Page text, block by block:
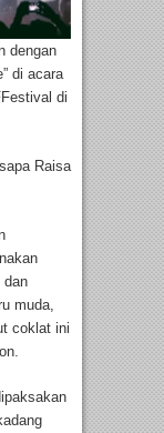
dengan
di acara
di
Raisa
dan
muda,
coklat ini